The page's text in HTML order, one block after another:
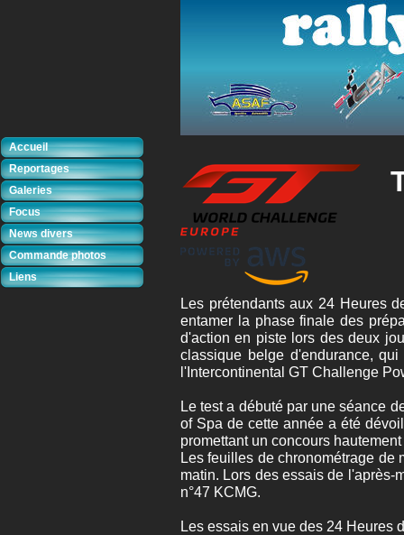
Accueil
Reportages
Galeries
Focus
News divers
Commande photos
Liens
Les prétendants aux 24 Heures
entamer la phase finale des
d'action en piste lors des deux
classique belge d'endurance,
l'Intercontinental GT Challenge
Le test a débuté par une séance
of Spa de cette année a été
promettant un concours
Les feuilles de chronométrage de
matin. Lors des essais de l'après-
n°47 KCMG.
Les essais en vue des 24 Heures